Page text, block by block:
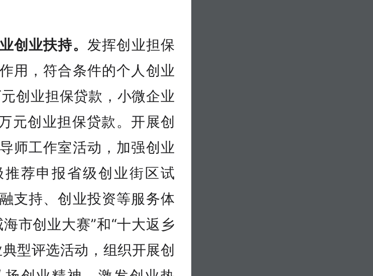
创业扶持。 发挥创业担保
用，符合条件的个人创业
创业担保贷款，小微企业
元创业担保贷款。开展创
师工作室活动，加强创业
荐申报省级创业街区试
支持、创业投资等服务体
市创业大赛”和“十大返乡
型评选活动，组织开展创